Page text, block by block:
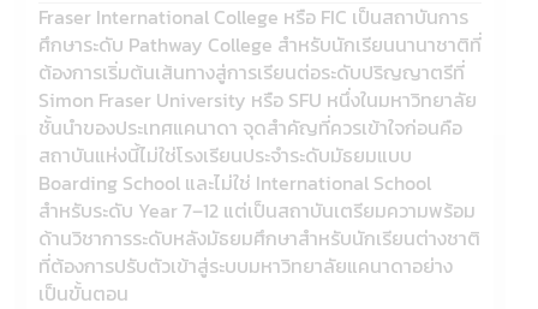
Fraser International College หรือ FIC เป็นสถาบันการ
ศึกษาระดับ Pathway College สำหรับนักเรียนนานาชาติที่
ต้องการเริ่มต้นเส้นทางสู่การเรียนต่อระดับปริญญาตรีที่
Simon Fraser University หรือ SFU หนึ่งในมหาวิทยาลัย
ชั้นนำของประเทศแคนาดา จุดสำคัญที่ควรเข้าใจก่อนคือ
สถาบันแห่งนี้ไม่ใช่โรงเรียนประจำระดับมัธยมแบบ
Boarding School และไม่ใช่ International School
สำหรับระดับ Year 7–12 แต่เป็นสถาบันเตรียมความพร้อม
ด้านวิชาการระดับหลังมัธยมศึกษาสำหรับนักเรียนต่างชาติ
ที่ต้องการปรับตัวเข้าสู่ระบบมหาวิทยาลัยแคนาดาอย่าง
เป็นขั้นตอน